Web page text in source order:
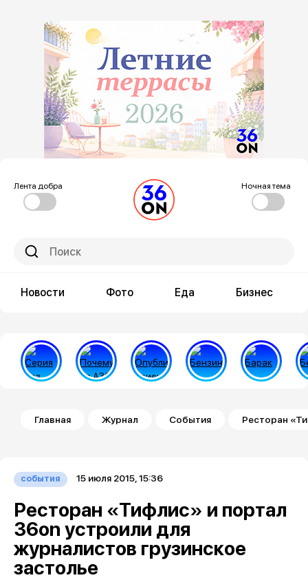
Лента добра Ночная тема
Новости Фото Еда Бизнес
Строка навигации
Главная Журнал События Ресторан
события 15 июля 2015, 15:36
Ресторан «Тифлис» и портал
36on устроили для
журналистов грузинское
застолье